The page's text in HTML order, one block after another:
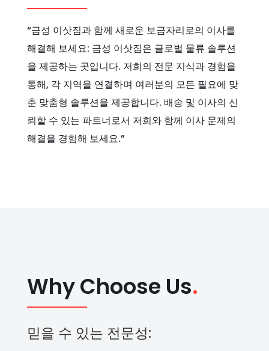
“금성 이삿짐과 함께 새로운 보금자리로의 이사를
해결해 보세요: 금성 이삿짐은 글로벌 물류 솔루션
을 제공하는 곳입니다. 저희의 전문 지식과 경험을
통해, 각 지역을 연결하며 여러분의 모든 필요에 맞
춘 맞춤형 솔루션을 제공합니다. 배송 및 이사의 신
뢰할 수 있는 파트너로서 저희와 함께 이사 문제의
해결을 경험해 보세요.”
Why Choose Us.
믿을 수 있는 전문성: